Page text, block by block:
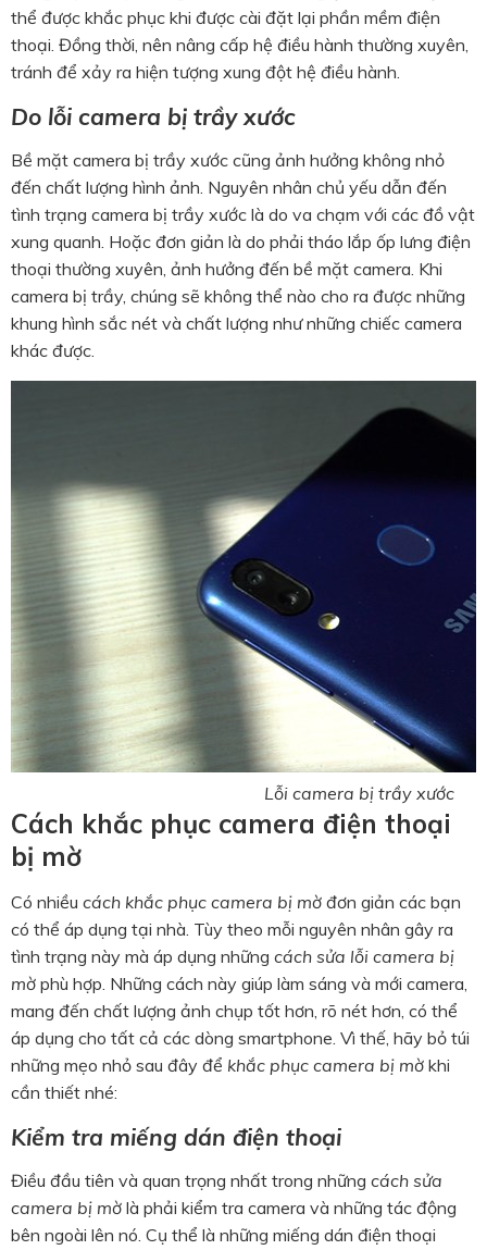
thể được khắc phục khi được cài đặt lại phần mềm điện
thoại. Đồng thời, nên nâng cấp hệ điều hành thường xuyên,
tránh để xảy ra hiện tượng xung đột hệ điều hành.
Do lỗi camera bị trầy xước
Bề mặt camera bị trầy xước cũng ảnh hưởng không nhỏ
đến chất lượng hình ảnh. Nguyên nhân chủ yếu dẫn đến
tình trạng camera bị trầy xước là do va chạm với các đồ vật
xung quanh. Hoặc đơn giản là do phải tháo lắp ốp lưng điện
thoại thường xuyên, ảnh hưởng đến bề mặt camera. Khi
camera bị trầy, chúng sẽ không thể nào cho ra được những
khung hình sắc nét và chất lượng như những chiếc camera
khác được.
Lỗi camera bị trầy xước
Cách khắc phục camera điện thoại
bị mờ
Có nhiều cách khắc phục camera bị mờ đơn giản các bạn
có thể áp dụng tại nhà. Tùy theo mỗi nguyên nhân gây ra
tình trạng này mà áp dụng những cách sửa lỗi camera bị
mờ phù hợp. Những cách này giúp làm sáng và mới camera,
mang đến chất lượng ảnh chụp tốt hơn, rõ nét hơn, có thể
áp dụng cho tất cả các dòng smartphone. Vì thế, hãy bỏ túi
những mẹo nhỏ sau đây để khắc phục camera bị mờ khi
cần thiết nhé:
Kiểm tra miếng dán điện thoại
Điều đầu tiên và quan trọng nhất trong những cách sửa
camera bị mờ là phải kiểm tra camera và những tác động
bên ngoài lên nó. Cụ thể là những miếng dán điện thoại